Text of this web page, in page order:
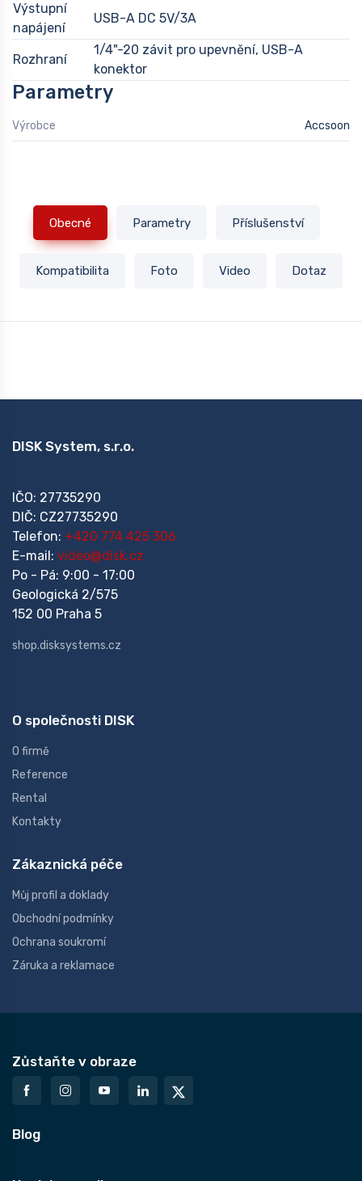
Výstupní
napájení
USB-A DC 5V/3A
Rozhraní
1/4"-20 závit pro upevnění, USB-A
konektor
Parametry
Výrobce Accsoon
Obecné Parametry Příslušenství
Kompatibilita Foto Video Dotaz
DISK System, s.r.o.
IČO: 27735290
DIČ: CZ27735290
Telefon: +420 774 425 306
E-mail: video@disk.cz
Po - Pá: 9:00 - 17:00
Geologická 2/575
152 00 Praha 5
shop.disksystems.cz
O společnosti DISK
O firmě
Reference
Rental
Kontakty
Zákaznická péče
Můj profil a doklady
Obchodní podmínky
Ochrana soukromí
Záruka a reklamace
Zůstaňte v obraze
Blog